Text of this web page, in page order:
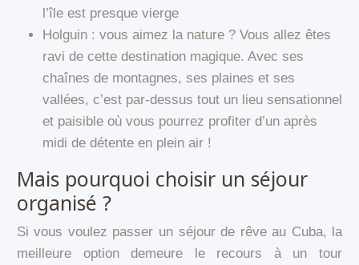
l’île est presque vierge
Holguin : vous aimez la nature ? Vous allez êtes
ravi de cette destination magique. Avec ses
chaînes de montagnes, ses plaines et ses
vallées, c’est par-dessus tout un lieu sensationnel
et paisible où vous pourrez profiter d’un après
midi de détente en plein air !
Mais pourquoi choisir un séjour
organisé ?
Si vous voulez passer un séjour de rêve au Cuba, la
meilleure option demeure le recours à un tour